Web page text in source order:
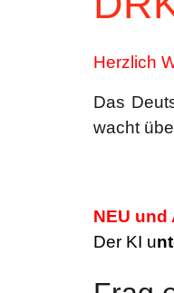
Herzlich
Das
wacht
NEU und
Der KI u